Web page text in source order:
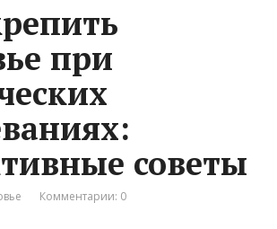
при
советы
Комментарии: 0